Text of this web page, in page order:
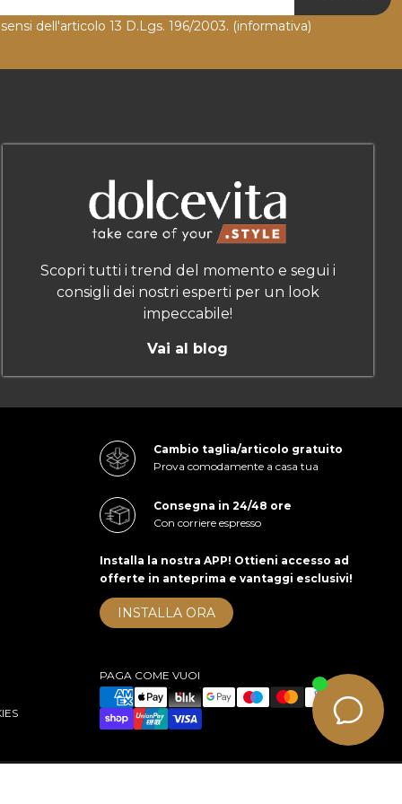
dell'articolo 13 D.Lgs. 196/2003. (informativa)
Scopri tutti i trend del momento e segui i
consigli dei nostri esperti per un look
impeccabile!
Vai al blog
Cambio taglia/articolo gratuito
Prova comodamente a casa tua
Consegna in 24/48 ore
Con corriere espresso
Installa la nostra APP! Ottieni accesso ad
offerte in anteprima e vantaggi esclusivi!
INSTALLA ORA
PAGA COME VUOI